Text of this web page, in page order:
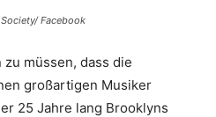
Facebook
müssen, dass die
großartigen Musiker
25 Jahre lang Brooklyns